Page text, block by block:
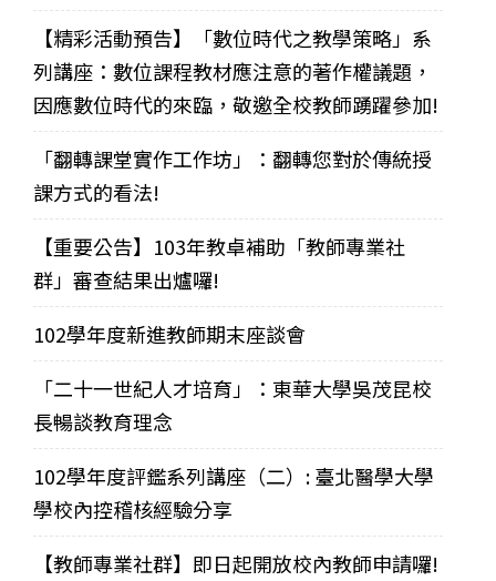
【精彩活動預告】「數位時代之教學策略」系
列講座：數位課程教材應注意的著作權議題，
因應數位時代的來臨，敬邀全校教師踴躍參加!
「翻轉課堂實作工作坊」：翻轉您對於傳統授
課方式的看法!
【重要公告】103年教卓補助「教師專業社
群」審查結果出爐囉!
102學年度新進教師期末座談會
「二十一世紀人才培育」：東華大學吳茂昆校
長暢談教育理念
102學年度評鑑系列講座（二）: 臺北醫學大學
學校內控稽核經驗分享
【教師專業社群】即日起開放校內教師申請囉!